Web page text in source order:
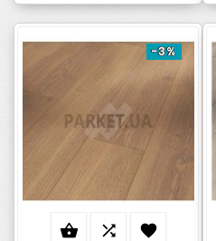
-3%
  